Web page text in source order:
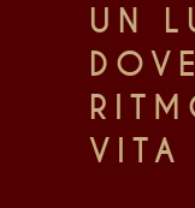
UN
VITA